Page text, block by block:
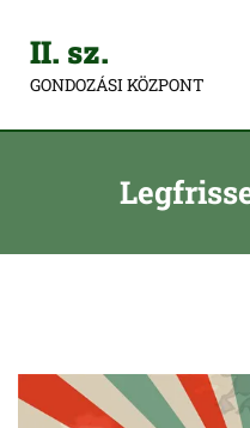
II. sz.
GONDOZÁSI KÖZPONT